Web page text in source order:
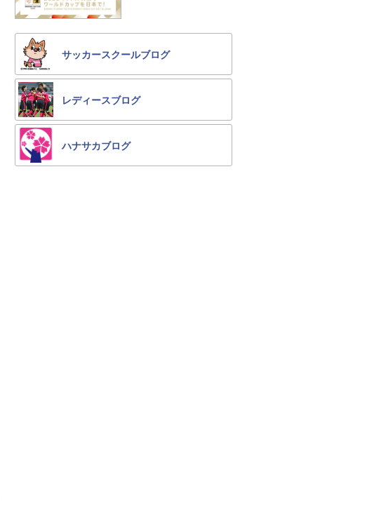
サッカースクールブログ
レディースブログ
ハナサカブログ